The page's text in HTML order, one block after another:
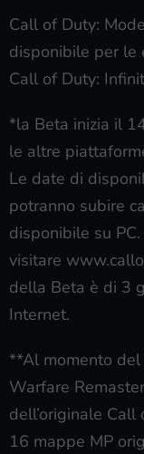
Call of Duty:
disponibile per le
Call of Duty:
*la Beta inizia il
le altre
Le date di
potranno subire
disponibile su
visitare
della Beta è di 3
Internet.
**Al momento
Warfare
dell’originale
16 mappe MP